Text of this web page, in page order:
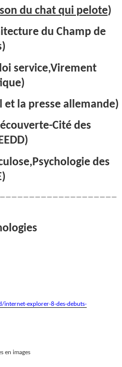
du chat qui pelote)
du Champ de
service,Virement
la presse allemande)
Cité des
des
explorer-8-des-debuts-
en images